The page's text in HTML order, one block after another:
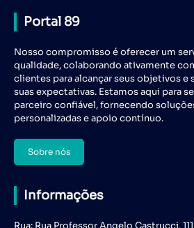
Portal 89
Nosso compromisso é oferecer um
qualidade, colaborando ativamente
clientes para alcançar seus objetivos e
suas expectativas. Estamos aqui para
parceiro confiável, fornecendo
personalizadas e apoio contínuo.
Sobre nós
Informações
Rua: Rua Professor Angelo Castrucci, 111